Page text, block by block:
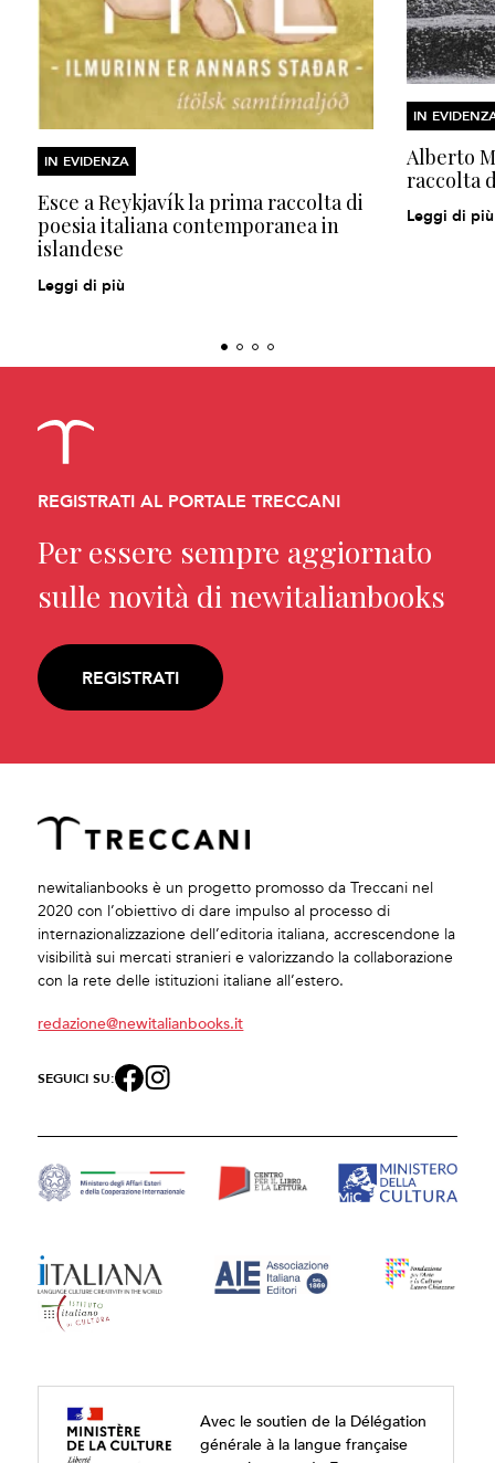
IN EVIDENZA
Esce a Reykjavík la prima raccolta di
poesia italiana contemporanea in
islandese
Leggi di più
IN
Alberto
raccolta
Leggi di più
REGISTRATI AL PORTALE TRECCANI
Per essere sempre aggiornato
sulle novità di newitalianbooks
REGISTRATI
newitalianbooks è un progetto promosso da Treccani nel
2020 con l’obiettivo di dare impulso al processo di
internazionalizzazione dell’editoria italiana, accrescendone la
visibilità sui mercati stranieri e valorizzando la collaborazione
con la rete delle istituzioni italiane all’estero.
redazione@newitalianbooks.it
SEGUICI SU:
Avec le soutien de la Délégation
générale à la langue française